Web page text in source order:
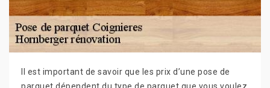
Il est important de savoir que les prix d’une pose de